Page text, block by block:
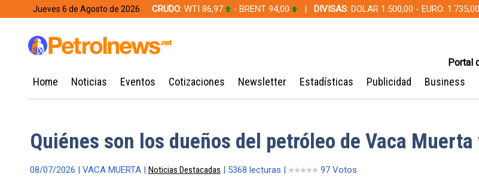
Jueves 6 de Agosto de 2026 CRUDO: WTI 86,97 - BRENT 94,00 | DIVISAS: DOLAR 1.500,00 - EURO:
Portal
Home Noticias Eventos Cotizaciones Newsletter Estadísticas Publicidad Business
Quiénes son los dueños del petróleo de Vaca
08/07/2026 | VACA MUERTA | Noticias Destacadas | 5368 lecturas | 97 Votos